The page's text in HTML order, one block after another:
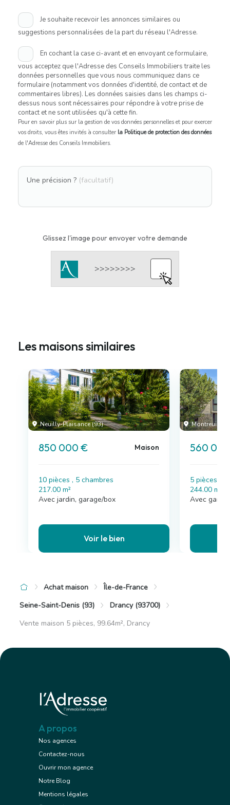
Je souhaite recevoir les annonces similaires ou
suggestions personnalisées de la part du réseau l'Adresse.
En cochant la case ci-avant et en envoyant ce formulaire,
vous acceptez que l'Adresse des Conseils Immobiliers traite les
données personnelles que vous nous communiquez dans ce
formulaire (notamment vos données d'identité, de contact et de
commentaires libres). Les données saisies dans les champs ci-
dessus nous sont nécessaires pour répondre à votre prise de
contact et ne sont utilisées qu'à cette fin.
Pour en savoir plus sur la gestion de vos données personnelles et pour exercer
vos droits, vous êtes invités à consulter la Politique de protection des données
de l'Adresse des Conseils Immobiliers.
Une précision ? (facultatif)
Glissez l'image pour envoyer votre demande
Les maisons similaires
Neuilly-Plaisance (93)
850 000 € Maison
10 pièces , 5 chambres
217.00 m²
Avec jardin, garage/box
Voir le bien
Montreuil
560
5 pièces , 4
244.00 m²
Avec
Achat maison
Île-de-France
Seine-Saint-Denis (93)
Drancy (93700)
Vente maison 5 pièces, 99.64m², Drancy
A propos
Nos agences
Contactez-nous
Ouvrir mon agence
Notre Blog
Mentions légales